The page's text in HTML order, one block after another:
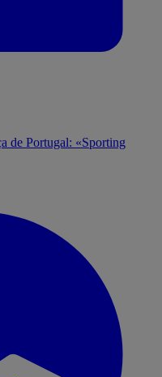
de Portugal: «Sporting